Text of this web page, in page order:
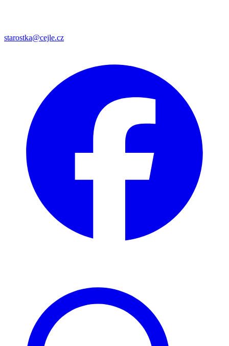
starostka@cejle.cz